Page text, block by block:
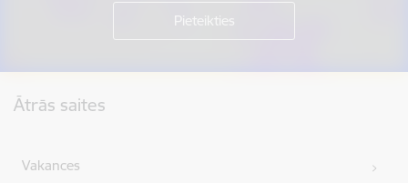
Ātrās saites
Vakances